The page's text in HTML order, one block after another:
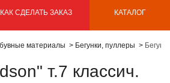
КАК СДЕЛАТЬ ЗАКАЗ КАТАЛОГ
материалы Бегунки, пуллеры
т.7 классич.